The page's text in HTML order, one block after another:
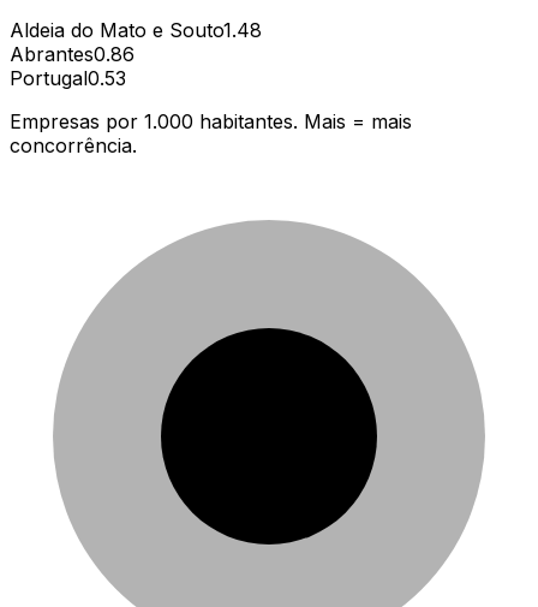
Aldeia do Mato e Souto1.48
Abrantes0.86
Portugal0.53
Empresas por 1.000 habitantes. Mais = mais
concorrência.